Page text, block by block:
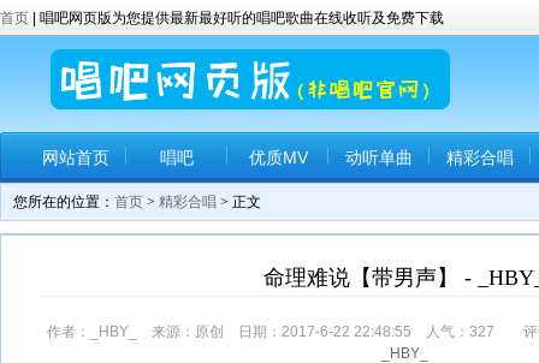
首页 | 唱吧网页版为您提供最新最好听的唱吧歌曲在线收听及免费下载
网站首页 唱吧 优质MV 动听单曲 精彩合唱
您所在的位置： 首页 > 精彩合唱 > 正文
命理难说【带男声】 -
作者：_HBY_ 来源：原创 日期：2017-6-22 22:48:55 人气： 327 评
_HBY_